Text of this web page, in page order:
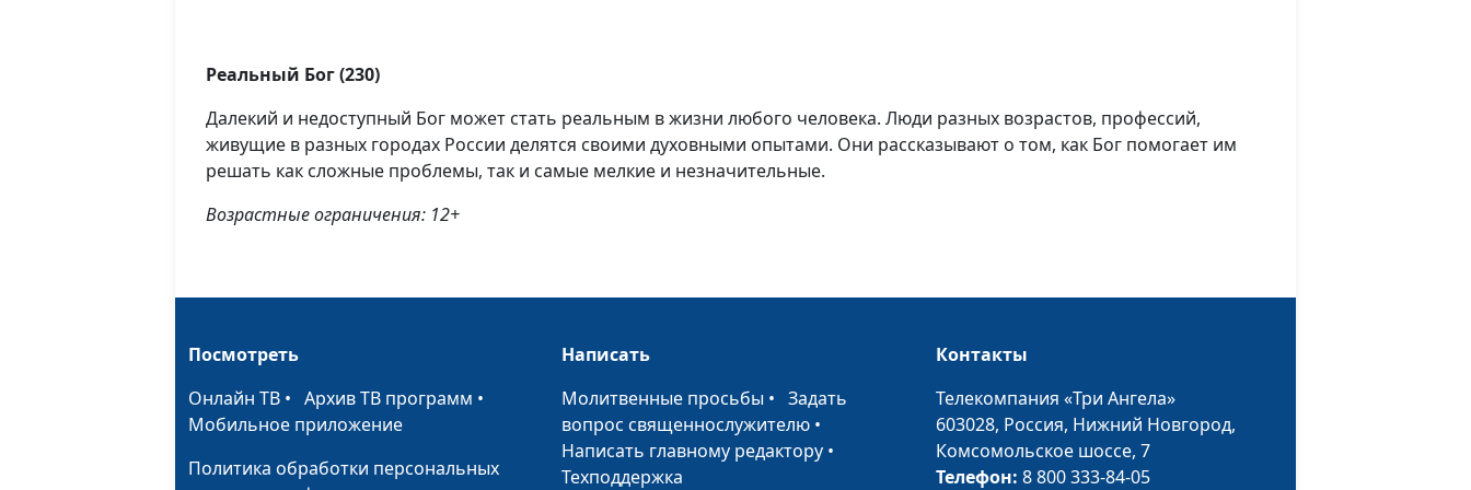
Реальный Бог (230)
Далекий и недоступный Бог может стать реальным в жизни любого человека. Люди разных возрастов, профессий,
живущие в разных городах России делятся своими духовными опытами. Они рассказывают о том, как Бог помогает им
решать как сложные проблемы, так и самые мелкие и незначительные.
Возрастные ограничения: 12+
Посмотреть
Онлайн ТВ • Архив ТВ программ •
Мобильное приложение
Политика обработки персональных
Написать
Молитвенные просьбы •Задать
вопрос священнослужителю •
Написать главному редактору •
Техподдержка
Контакты
Телекомпания «Три Ангела»
603028, Россия, Нижний Новгород,
Комсомольское шоссе, 7
Телефон: 8 800 333-84-05